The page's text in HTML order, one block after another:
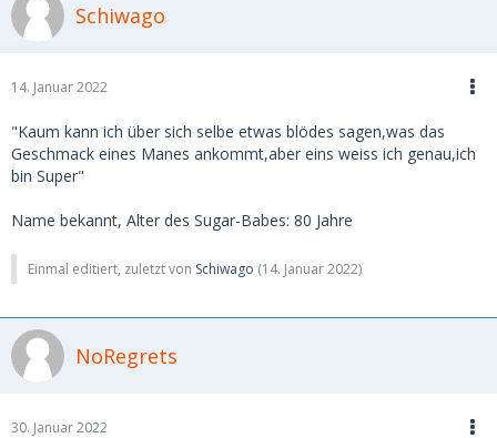
Schiwago
14. Januar 2022
"Kaum kann ich über sich selbe etwas blödes sagen,was das
Geschmack eines Manes ankommt,aber eins weiss ich genau,ich
bin Super"
Name bekannt, Alter des Sugar-Babes: 80 Jahre
Einmal editiert, zuletzt von Schiwago (14. Januar 2022)
NoRegrets
30. Januar 2022